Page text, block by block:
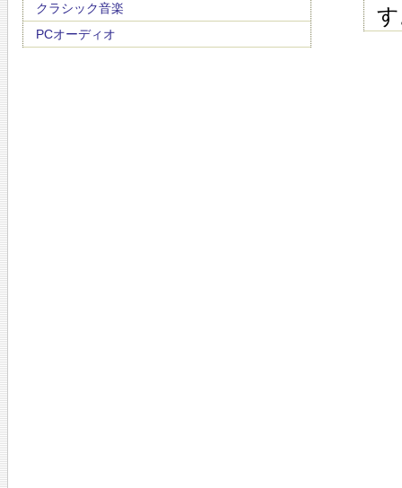
クラシック音楽
PCオーディオ